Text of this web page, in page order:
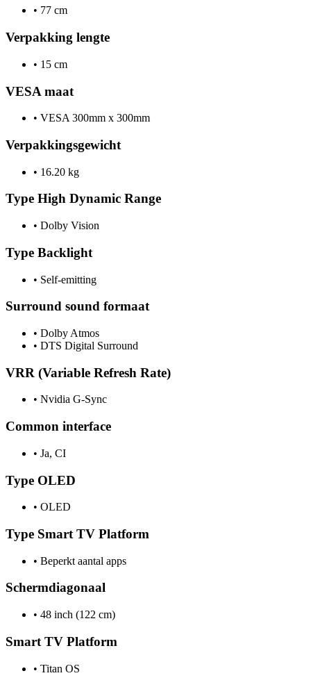
• 77 cm
Verpakking lengte
• 15 cm
VESA maat
• VESA 300mm x 300mm
Verpakkingsgewicht
• 16.20 kg
Type High Dynamic Range
• Dolby Vision
Type Backlight
• Self-emitting
Surround sound formaat
• Dolby Atmos
• DTS Digital Surround
VRR (Variable Refresh Rate)
• Nvidia G-Sync
Common interface
• Ja, CI
Type OLED
• OLED
Type Smart TV Platform
• Beperkt aantal apps
Schermdiagonaal
• 48 inch (122 cm)
Smart TV Platform
• Titan OS